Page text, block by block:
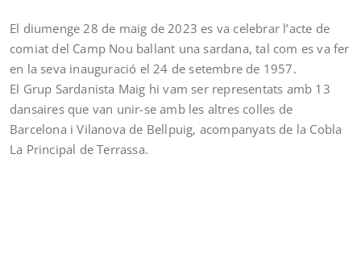
El diumenge 28 de maig de 2023 es va celebrar l’acte de
comiat del Camp Nou ballant una sardana, tal com es va fer
en la seva inauguració el 24 de setembre de 1957.
El Grup Sardanista Maig hi vam ser representats amb 13
dansaires que van unir-se amb les altres colles de
Barcelona i Vilanova de Bellpuig, acompanyats de la Cobla
La Principal de Terrassa.